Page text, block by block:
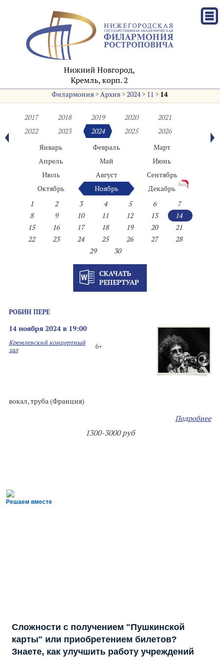
Нижний Новгород,
Кремль, корп. 2
Филармония >Архив >2024> 11 > 14
2017 2018 2019 2020
2021
2022
2023 2024 2025
2026
Январь
Февраль
Март
Апрель
Май
Июнь
Июль
Август
Сентябрь
Октябрь
Ноябрь
Декабрь
1
2 3 4 5 6
7
8
9 10 11 12 13
14
15
16 17 18 19 20
21
22
23 24 25 26 27
28
29
30
СКАЧАТЬ
РЕПЕРТУАР
РОБИН ПЕРЕ
14 ноября 2024 в 19:00
6+
Кремлевский концертный
зал
вокал, труба (Франция)
Подробнее
1300-3000 руб
Решаем вместе
Сложности с получением "Пушкинской
карты" или приобретением билетов?
Знаете, как улучшить работу учреждений